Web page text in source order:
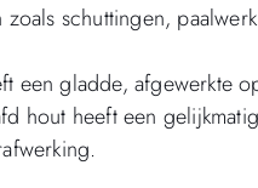
schuttingen,
een gladde, afgewerkte
hout heeft een